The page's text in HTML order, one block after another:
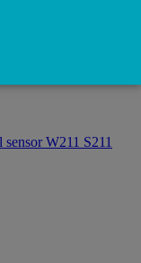
W211 S211